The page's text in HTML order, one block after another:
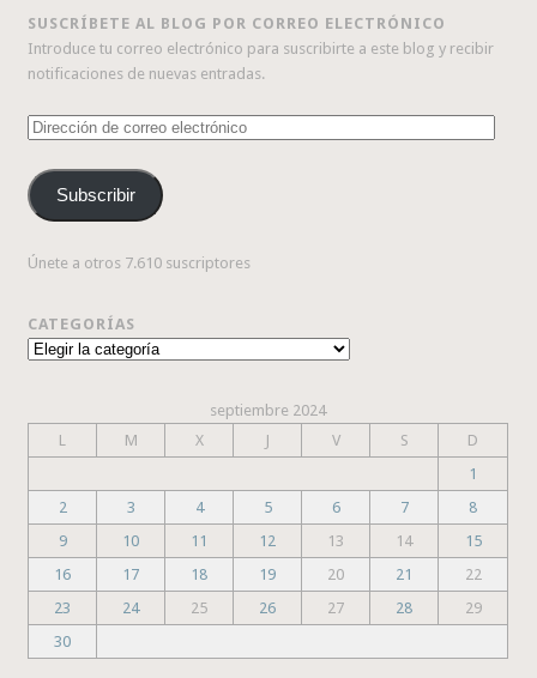
SUSCRÍBETE AL BLOG POR CORREO ELECTRÓNICO
Introduce tu correo electrónico para suscribirte a este blog y recibir
notificaciones de nuevas entradas.
Dirección
correo
electrónico
Subscribir
Únete a otros 7.610 suscriptores
CATEGORÍAS
Categorías
septiembre 2024
L
M X J V S
D
1
2
3 4 5 6 7
8
9
10 11 12 13 14
15
16
17 18 19 20 21
22
23
24 25 26 27 28
29
30